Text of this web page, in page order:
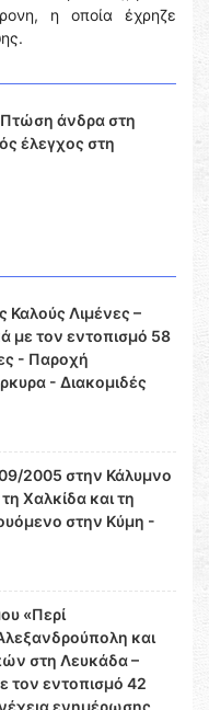
η οποία έχρηζε
Πτώση άνδρα στη
έλεγχος στη
Λιμένες –
με τον εντοπισμό 58
- Παροχή
- Διακομιδές
2005 στην Κάλυμνο
Χαλκίδα και τη
στην Κύμη -
«Περί
και
στη Λευκάδα –
τον εντοπισμό 42
ενημέρωσης